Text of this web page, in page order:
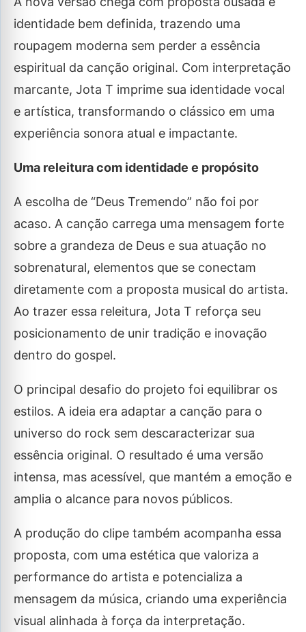
identidade bem definida, trazendo uma
roupagem moderna sem perder a essência
espiritual da canção original. Com interpretação
marcante, Jota T imprime sua identidade vocal
e artística, transformando o clássico em uma
experiência sonora atual e impactante.
Uma releitura com identidade e propósito
A escolha de “Deus Tremendo” não foi por
acaso. A canção carrega uma mensagem forte
sobre a grandeza de Deus e sua atuação no
sobrenatural, elementos que se conectam
diretamente com a proposta musical do artista.
Ao trazer essa releitura, Jota T reforça seu
posicionamento de unir tradição e inovação
dentro do gospel.
O principal desafio do projeto foi equilibrar os
estilos. A ideia era adaptar a canção para o
universo do rock sem descaracterizar sua
essência original. O resultado é uma versão
intensa, mas acessível, que mantém a emoção e
amplia o alcance para novos públicos.
A produção do clipe também acompanha essa
proposta, com uma estética que valoriza a
performance do artista e potencializa a
mensagem da música, criando uma experiência
visual alinhada à força da interpretação.